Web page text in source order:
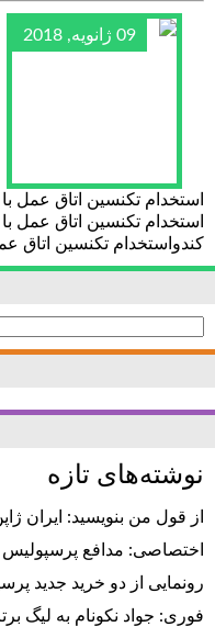
09 ژانویه, 2018
استخدام تکنسین اتاق عمل
استخدام تکنسین اتاق عمل
کندواستخدام تکنسین اتاق
برای:
نوشته‌های تازه
از قول من بنویسید: ایران
اختصاصی: مدافع
رونمایی از دو خرید جدید
فوری: جواد نکونام به لیگ